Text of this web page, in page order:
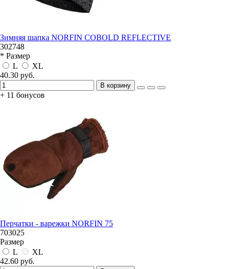
Зимняя шапка NORFIN COBOLD REFLECTIVE
302748
* Размер
L
XL
40.30 руб.
В корзину
+ 11 бонусов
Перчатки - варежки NORFIN 75
703025
Размер
L
XL
42.60 руб.